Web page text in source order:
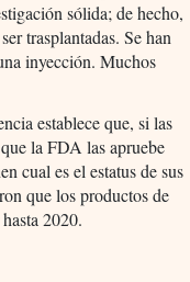
sólida; de hecho,
trasplantadas. Se han
inyección. Muchos
establece que, si las
la FDA las apruebe
cual es el estatus de sus
que los productos de
2020.